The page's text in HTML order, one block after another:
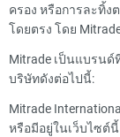
ครอง หรือการละทิ้ง
โดยตรง โดย
Mitrade เป็นแบรน
บริษัทดังต่อไปนี้:
Mitrade
หรือมีอยู่ในเว็บไซต์